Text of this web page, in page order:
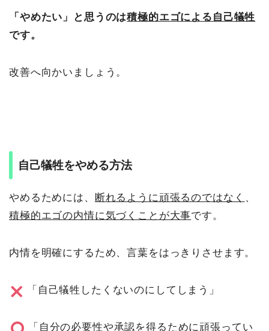
「やめたい」と思うのは積極的エゴによる自己犠牲
です。
改善へ向かいましょう。
自己犠牲をやめる方法
やめるためには、 断れるように頑張るのではなく 、
積極的エゴの内情に気づくことが大事です。
内情を明確にするため、言葉をはっきりさせます。
「自己犠牲したくないのにしてしまう」
「自分の必要性や承認を得るために頑張ってい